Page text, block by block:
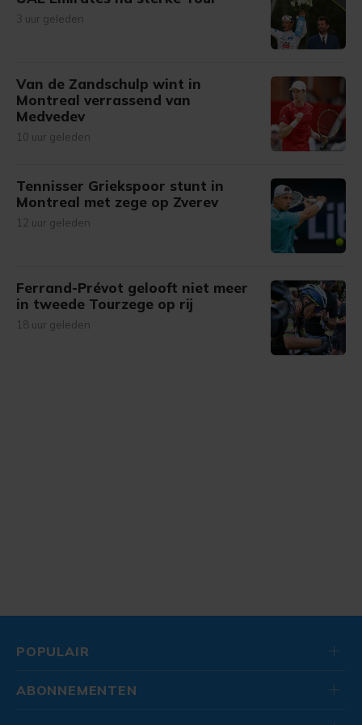
3 uur geleden
Van de Zandschulp wint in
Montreal verrassend van
Medvedev
10 uur geleden
Tennisser Griekspoor stunt in
Montreal met zege op Zverev
12 uur geleden
Ferrand-Prévot gelooft niet meer
in tweede Tourzege op rij
18 uur geleden
POPULAIR
ABONNEMENTEN